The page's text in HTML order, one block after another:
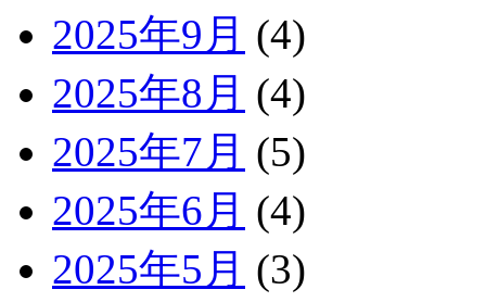
2025年9月 (4)
2025年8月 (4)
2025年7月 (5)
2025年6月 (4)
2025年5月 (3)